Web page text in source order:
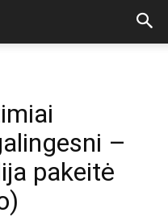
–
pakeitė